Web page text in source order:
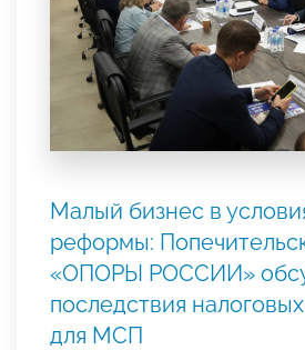
Малый бизнес в
реформы:
«ОПОРЫ РОССИИ»
последствия
для МСП